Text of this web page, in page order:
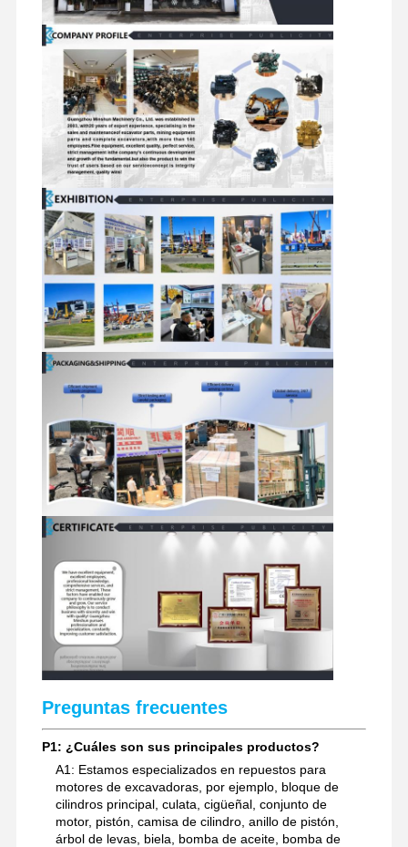
repuestos para excavadora
Preguntas frecuentes
P1: ¿Cuáles son sus principales productos?
A1: Estamos especializados en repuestos para
motores de excavadoras, por ejemplo, bloque de
cilindros principal, culata, cigüeñal, conjunto de
motor, pistón, camisa de cilindro, anillo de pistón,
árbol de levas, biela, bomba de aceite, bomba de